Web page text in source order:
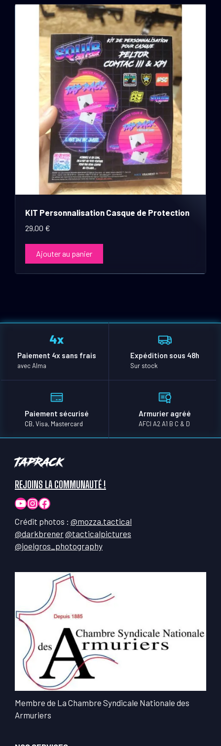
KIT Personnalisation Casque de Protection
29,00 €
Ajouter au panier
Paiement 4x sans frais
avec Alma
Expédition sous 48h
Sur stock
Paiement sécurisé
CB, Visa, Mastercard
Armurier agréé
AFCI A2 A1 B C & D
TapRack
REJOINS LA COMMUNAUTÉ !
YouTube
Instagram
Facebook
Crédit photos : @mozza.tactical
@darkbrener@tacticalpictures
@joelgros_photography
Membre de La Chambre Syndicale Nationale des
Armuriers